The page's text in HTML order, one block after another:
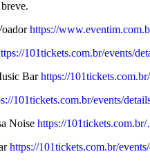
https://
101tickets.com.br/events/
Barhttps://
101tickets.com.br/events/
Noise https://
https://101tickets.com.br/